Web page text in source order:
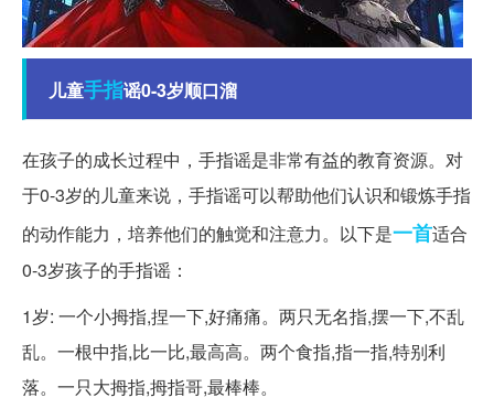
儿童手指谣0-3岁顺口溜
在孩子的成长过程中，手指谣是非常有益的教育资源。对
于0-3岁的儿童来说，手指谣可以帮助他们认识和锻炼手指
的动作能力，培养他们的触觉和注意力。以下是一首适合
0-3岁孩子的手指谣：
1岁: 一个小拇指,捏一下,好痛痛。两只无名指,摆一下,不乱
乱。一根中指,比一比,最高高。两个食指,指一指,特别利
落。一只大拇指,拇指哥,最棒棒。